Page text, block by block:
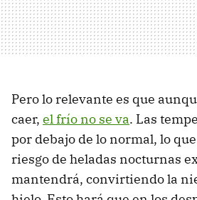
Pero lo relevante es que
caer, el frío no se va. Las
por debajo de lo normal, lo
riesgo de heladas nocturnas
mantendrá, convirtiendo la